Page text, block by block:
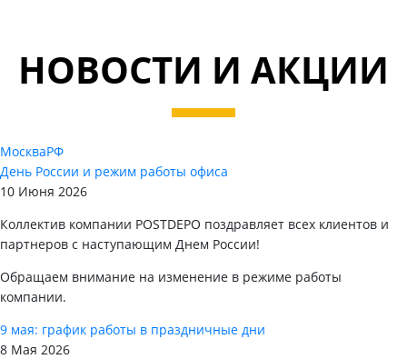
НОВОСТИ И АКЦИИ
МоскваРФ
День России и режим работы офиса
10 Июня 2026
Коллектив компании POSTDEPO поздравляет всех клиентов и
партнеров с наступающим Днем России!
Обращаем внимание на изменение в режиме работы
компании.
9 мая: график работы в праздничные дни
8 Мая 2026